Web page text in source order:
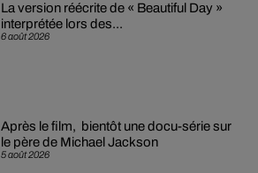
6 août 2026
La version réécrite de « Beautiful Day »
interprétée lors des...
5 août 2026
Après le film, bientôt une docu-série sur
le père de Michael Jackson